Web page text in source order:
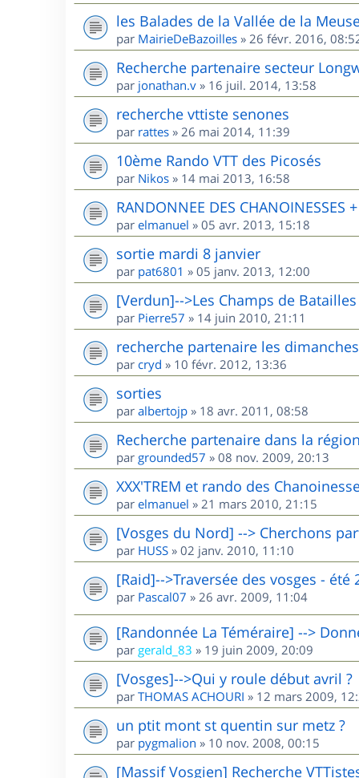
les Balades de la Vallée de la
par MairieDeBazoilles » 26 févr. 2016,
Recherche partenaire secteur
par jonathan.v » 16 juil. 2014, 13:58
recherche vttiste senones
par rattes » 26 mai 2014, 11:39
10ème Rando VTT des Picosés
par Nikos » 14 mai 2013, 16:58
RANDONNEE DES CHANOINESSES
par elmanuel » 05 avr. 2013, 15:18
sortie mardi 8 janvier
par pat6801 » 05 janv. 2013, 12:00
[Verdun]-->Les Champs de Batailles
par Pierre57 » 14 juin 2010, 21:11
recherche partenaire les
par cryd » 10 févr. 2012, 13:36
sorties
par albertojp » 18 avr. 2011, 08:58
Recherche partenaire dans la
par grounded57 » 08 nov. 2009, 20:13
XXX'TREM et rando des
par elmanuel » 21 mars 2010, 21:15
[Vosges du Nord] --> Cherchons
par HUSS » 02 janv. 2010, 11:10
[Raid]-->Traversée des vosges - été
par Pascal07 » 26 avr. 2009, 11:04
[Randonnée La Téméraire] -->
par gerald_83 » 19 juin 2009, 20:09
[Vosges]-->Qui y roule début avril ?
par THOMAS ACHOURI » 12 mars 2009,
un ptit mont st quentin sur metz ?
par pygmalion » 10 nov. 2008, 00:15
[Massif Vosgien] Recherche